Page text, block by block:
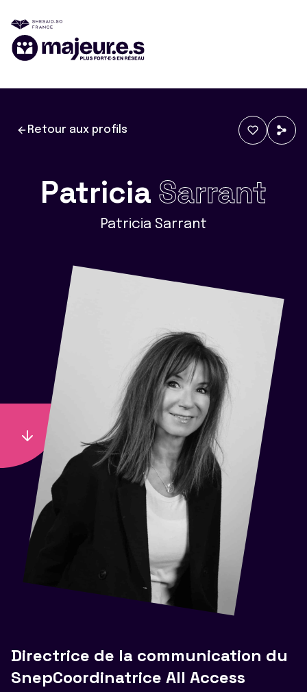
Retour aux profils
Patricia Sarrant
Patricia Sarrant
Directrice de la communication du
SnepCoordinatrice All Access